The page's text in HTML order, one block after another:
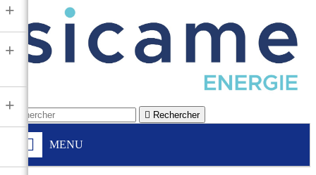
 Rechercher
MENU
+
+
+